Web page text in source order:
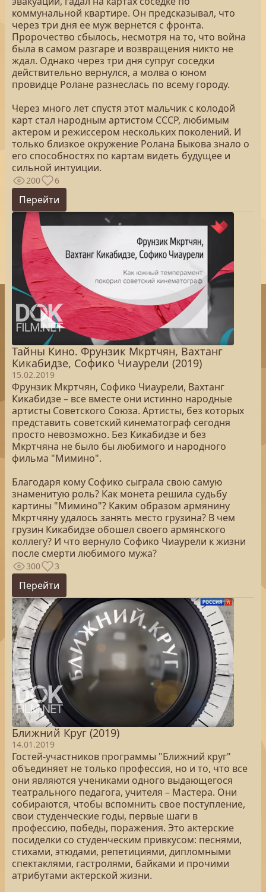
коммунальной квартире. Он предсказывал, что
через три дня ее муж вернется с фронта.
Пророчество сбылось, несмотря на то, что война
была в самом разгаре и возвращения никто не
ждал. Однако через три дня супруг соседки
действительно вернулся, а молва о юном
провидце Ролане разнеслась по всему городу.
Через много лет спустя этот мальчик с колодой
карт стал народным артистом СССР, любимым
актером и режиссером нескольких поколений. И
только близкое окружение Ролана Быкова знало о
его способностях по картам видеть будущее и
сильной интуиции.
200 6
Перейти
Тайны Кино. Фрунзик Мкртчян, Вахтанг
Кикабидзе, Софико Чиаурели (2019)
15.02.2019
Фрунзик Мкртчян, Софико Чиаурели, Вахтанг
Кикабидзе – все вместе они истинно народные
артисты Советского Союза. Артисты, без которых
представить советский кинематограф сегодня
просто невозможно. Без Кикабидзе и без
Мкртчяна не было бы любимого и народного
фильма "Мимино".
Благодаря кому Софико сыграла свою самую
знаменитую роль? Как монета решила судьбу
картины "Мимино"? Каким образом армянину
Мкртчяну удалось занять место грузина? В чем
грузин Кикабидзе обошел своего армянского
коллегу? И что вернуло Софико Чиаурели к жизни
после смерти любимого мужа?
300 3
Перейти
Ближний Круг (2019)
14.01.2019
Гостей-участников программы "Ближний круг"
объединяет не только профессия, но и то, что все
они являются учениками одного выдающегося
театрального педагога, учителя – Мастера. Они
собираются, чтобы вспомнить свое поступление,
свои студенческие годы, первые шаги в
профессию, победы, поражения. Это актерские
посиделки со студенческим привкусом: песнями,
стихами, этюдами, репетициями, дипломными
спектаклями, гастролями, байками и прочими
атрибутами актерской жизни.